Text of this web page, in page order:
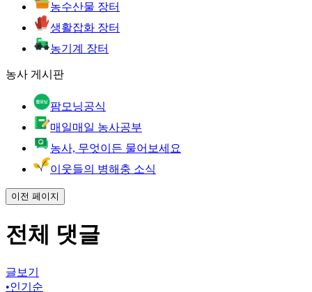
농수산물 장터
생활잡화 장터
농기계 장터
농사 게시판
팜모닝공식
매일매일 농사공부
농사, 무엇이든 물어보세요
이웃들의 병해충 소식
이전 페이지
전체 댓글
글보기
•인기순